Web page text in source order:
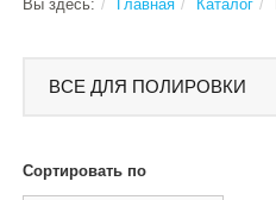
Вы здесь: Главная Каталог
ВСЕ ДЛЯ ПОЛИРОВКИ
Сортировать по